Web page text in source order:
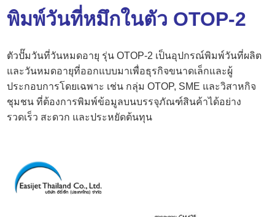
พิมพ์วันที่หมึกในตัว OTOP-2
ตัวปั๊มวันที่วันหมดอายุ รุ่น OTOP-2 เป็นอุปกรณ์พิมพ์วันที่ผลิต
และวันหมดอายุที่ออกแบบมาเพื่อธุรกิจขนาดเล็กและผู้
ประกอบการโดยเฉพาะ เช่น กลุ่ม OTOP, SME และวิสาหกิจ
ชุมชน ที่ต้องการพิมพ์ข้อมูลบนบรรจุภัณฑ์สินค้าได้อย่าง
รวดเร็ว สะดวก และประหยัดต้นทุน